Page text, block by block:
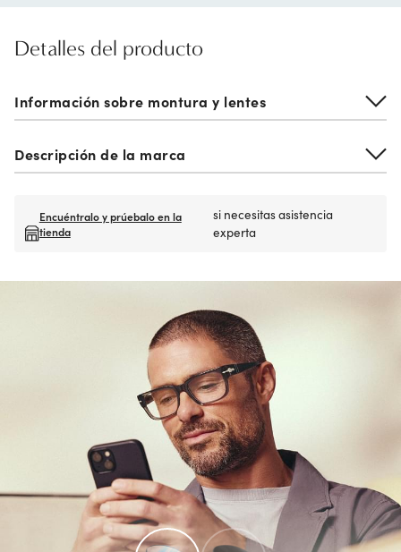
Detalles del producto
Información sobre montura y lentes
Descripción de la marca
Encuéntralo y prúebalo en la
tienda
si necesitas asistencia
experta